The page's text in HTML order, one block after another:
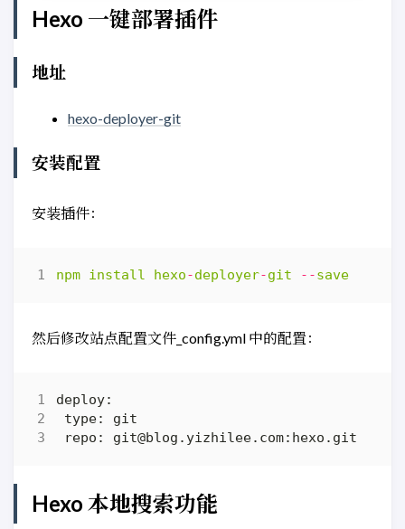
Hexo 一键部署插件
地址
hexo-deployer-git
安装配置
安装插件：
npm install hexo-deployer-git --save
然后修改站点配置文件_config.yml 中的配置：
Hexo 本地搜索功能